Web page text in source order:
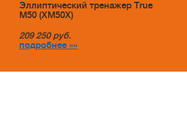
Эллиптический тренажер True
M50 (XM50X)
209 250 руб.
подробнее »»